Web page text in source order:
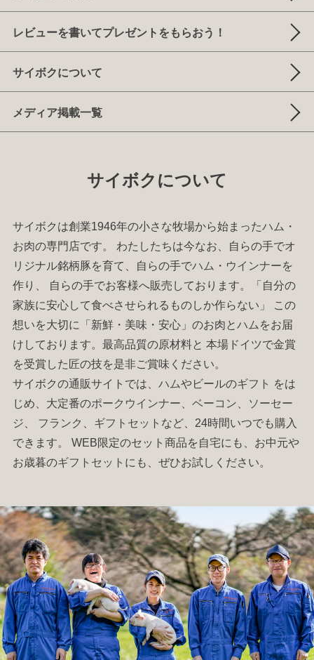
レビューを書いてプレゼントをもらおう！
サイボクについて
メディア掲載一覧
サイボクについて
サイボクは創業1946年の小さな牧場から始まったハム ・
お肉の専門店です。 わたしたちは今なお、自らの手でオ
リジナル銘柄豚を育て、自らの手でハム ・ ウインナーを
作り、 自らの手でお客様へ販売しております。「自分の
家族に安心して食べさせられるものしか作らない」 この
想いを大切に「新鮮・美味・安心」のお肉とハム をお届
けしております。最高品質の原材料と 本場ドイツで金賞
を受賞した匠の技を是非ご賞味ください。
サイボクの通販サイトでは、 ハムやビールのギフト をは
じめ、大定番のポークウインナー ベーコン
ソーセー
ジ
フランク ギフトセット など、24時間いつでも購入
できます。 WEB限定のセット商品を自宅にも、お中元や
お歳暮のギフトセット にも、ぜひお試しください。